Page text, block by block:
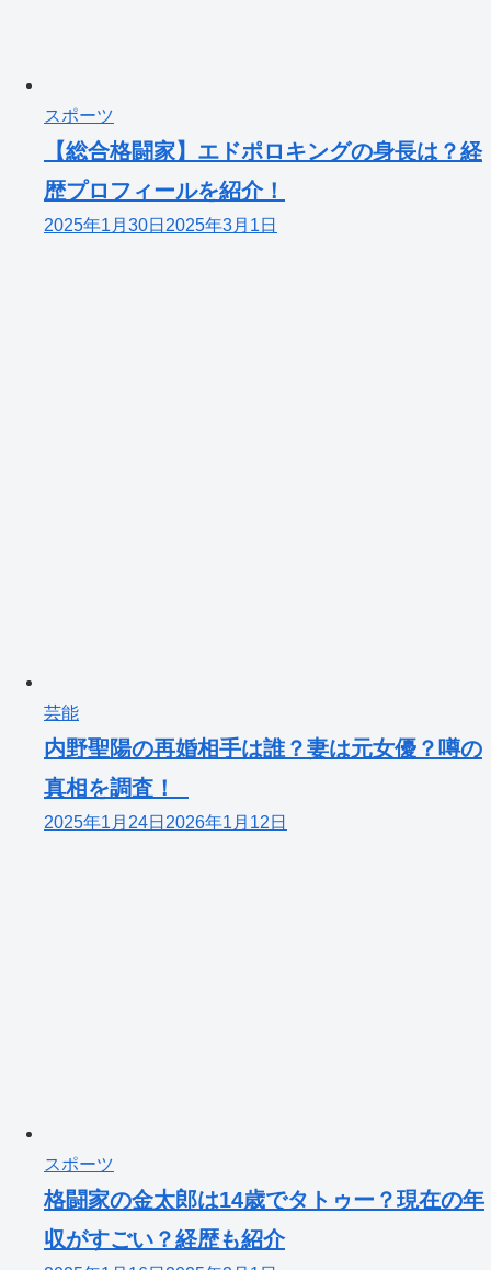
スポーツ
【総合格闘家】エドポロキングの身長は？経
歴プロフィールを紹介！
2025年1月30日 2025年3月1日
芸能
内野聖陽の再婚相手は誰？妻は元女優？噂の
真相を調査！
2025年1月24日 2026年1月12日
スポーツ
格闘家の金太郎は14歳でタトゥー？現在の年
収がすごい？経歴も紹介